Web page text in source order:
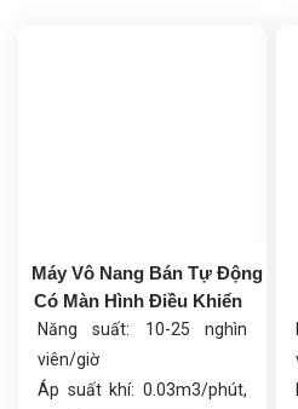
Máy Vô Nang Bán Tự Động
Có Màn Hình Điều Khiển
Năng suất: 10-25 nghìn
viên/giờ
Áp suất khí: 0.03m3/phút,